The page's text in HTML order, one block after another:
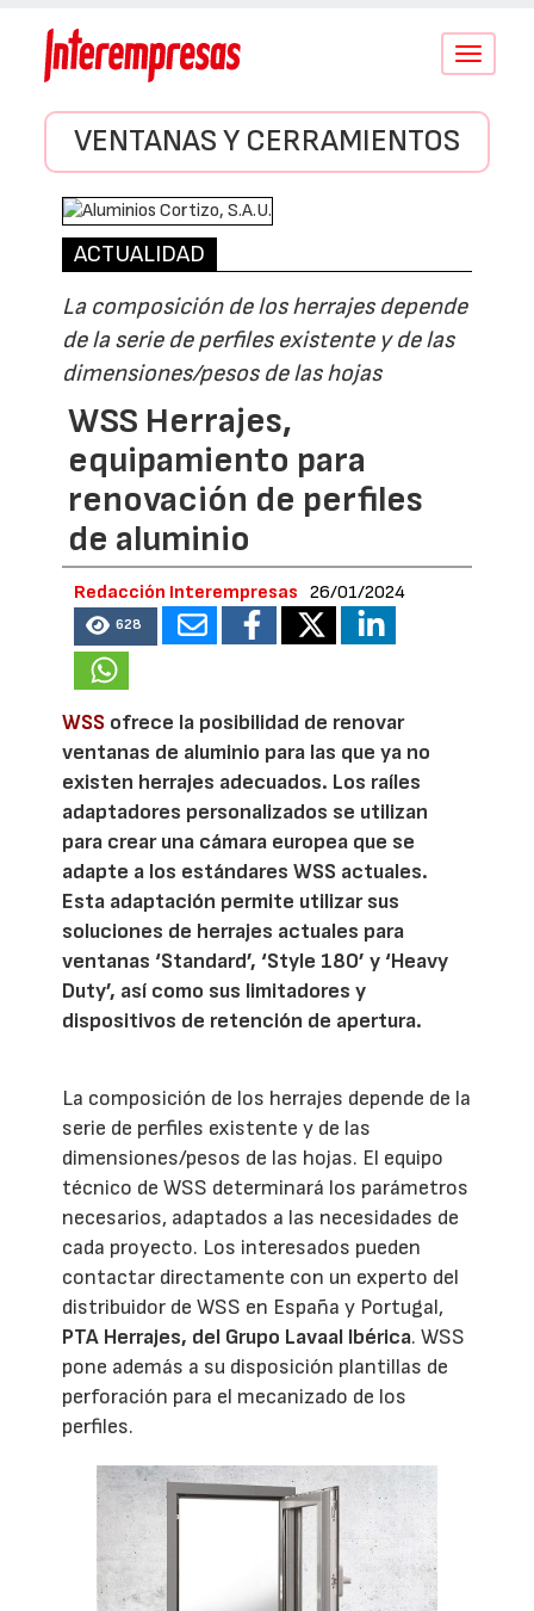
Conmutar
VENTANAS Y CERRAMIENTOS
ACTUALIDAD
La composición de los herrajes depende
de la serie de perfiles existente y de las
dimensiones/pesos de las hojas
WSS Herrajes,
equipamiento para
renovación de perfiles
de aluminio
Redacción Interempresas 26/01/2024
628
WSS ofrece la posibilidad de renovar
ventanas de aluminio para las que ya no
existen herrajes adecuados. Los raíles
adaptadores personalizados se utilizan
para crear una cámara europea que se
adapte a los estándares WSS actuales.
Esta adaptación permite utilizar sus
soluciones de herrajes actuales para
ventanas ‘Standard’, ‘Style 180’ y ‘Heavy
Duty’, así como sus limitadores y
dispositivos de retención de apertura.
La composición de los herrajes depende de la
serie de perfiles existente y de las
dimensiones/pesos de las hojas. El equipo
técnico de WSS determinará los parámetros
necesarios, adaptados a las necesidades de
cada proyecto. Los interesados pueden
contactar directamente con un experto del
distribuidor de WSS en España y Portugal,
PTA Herrajes, del Grupo Lavaal Ibérica. WSS
pone además a su disposición plantillas de
perforación para el mecanizado de los
perfiles.